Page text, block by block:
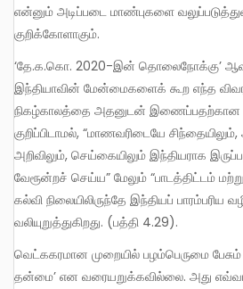
என்னும் அடிப்படை மாண்புகளை
குறிக்கோளாகும்.
‘தே.க.கொ. 2020-இன் தொலைநோக்கு’ ஆவணம், கடந்த கால
இந்தியாவின் மேன்மைகளைக் கூற எந்த
நிகழ்காலத்தை அதனுடன் இணைப்பதற்கான
குறிப்பிடாமல், “மாணவரிடையே
அறிவிலும், செய்கையிலும் இந்தியராக
வேரூன்றச் செய்ய” மேலும் “பாடத்திட்டம்
கல்வி நிலையிலிருந்தே இந்தியப் பாரம்பரிய
வலியுறுத்துகிறது. (பத்தி 4.29).
வெட்ககரமான முறையில் பழம்பெருமை பேசும் ஆவணம், எது ‘இந்தியத்
தன்மை’ என வரையறுக்கவில்லை. அது